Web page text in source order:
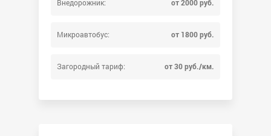
Внедорожник: от 2000 руб.
Микроавтобус: от 1800 руб.
Загородный тариф: от 30 руб./км.